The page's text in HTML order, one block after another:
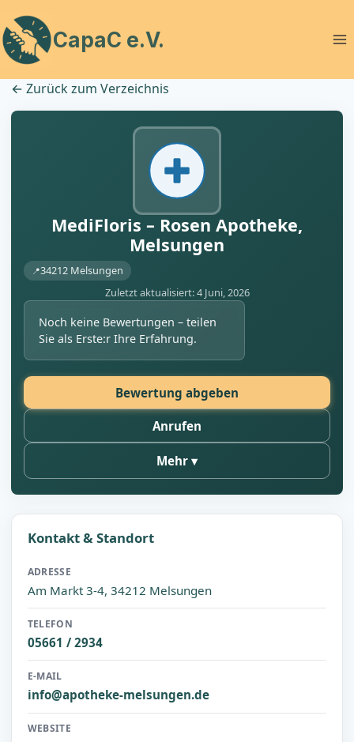
Inhalt
springen
CapaC e.V.
← Zurück zum Verzeichnis
MediFloris – Rosen Apotheke,
Melsungen
34212 Melsungen
Zuletzt aktualisiert: 4 Juni, 2026
Noch keine Bewertungen – teilen
Sie als Erste:r Ihre Erfahrung.
Bewertung abgeben
Anrufen
Mehr
Kontakt & Standort
ADRESSE
Am Markt 3-4, 34212 Melsungen
TELEFON
05661 / 2934
E-MAIL
info@apotheke-melsungen.de
WEBSITE